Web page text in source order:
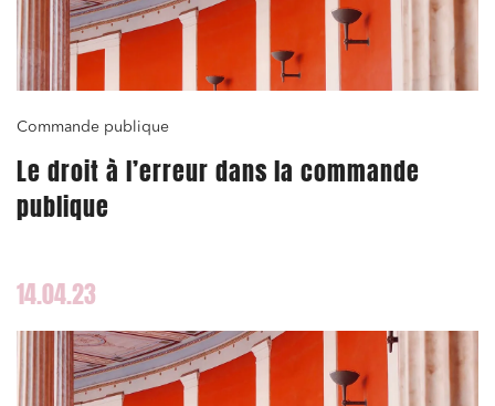
Commande publique
Le droit à l’erreur dans la commande
publique
14.04.23